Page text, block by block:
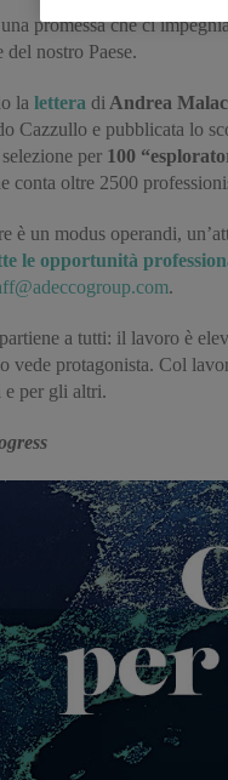
promessa che ci
del nostro Paese.
la lettera di Andrea
Cazzullo e pubblicata lo
per 100
conta oltre 2500
è un modus operandi,
le opportunità
.
a tutti: il lavoro è
vede protagonista. Col
e per gli altri.